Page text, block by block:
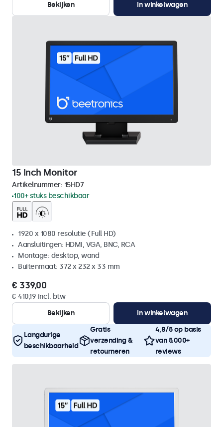
Bekijken
In winkelwagen
15 Inch Monitor
Artikelnummer: 15HD7
100+ stuks beschikbaar
1920 x 1080 resolutie (Full HD)
Aansluitingen: HDMI, VGA, BNC, RCA
Montage: desktop, wand
Buitenmaat: 372 x 232 x 33 mm
€ 339,00
€ 410,19 incl. btw
Bekijken
In winkelwagen
Langdurige
beschikbaarheid
Gratis
verzending &
retourneren
4,8/5 op basis
van 5.000+
reviews